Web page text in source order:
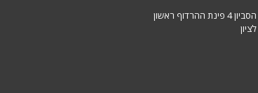
הסביון 4 פינת ההרדוף ראשון
לציון